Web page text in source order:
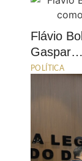
Flávio
Gaspar…
POLÍTICA